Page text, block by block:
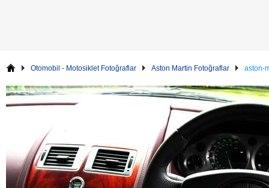
Otomobil - Motosiklet Fotoğraflar Aston Martin Fotoğraflar aston-